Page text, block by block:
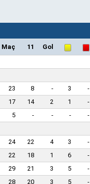
Maç 11 Gol
23 8 - 3 -
17 14 2 1 -
5 - - - -
24 22 4 3 -
22 18 1 6 -
29 21 3 5 -
28 20 3 5 -